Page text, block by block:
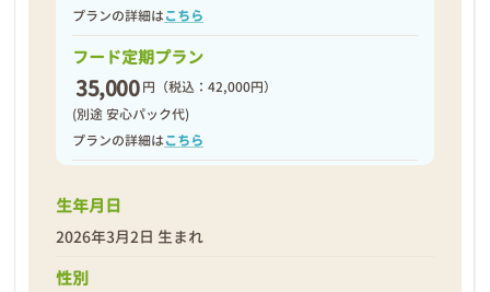
プランの詳細はこちら
フード定期プラン
35,000 円 （税込：42,000円）
(別途 安心パック代)
プランの詳細はこちら
生年月日
2026年3月2日 生まれ
性別